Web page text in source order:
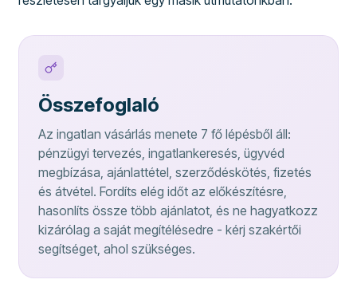
Összefoglaló
Az ingatlan vásárlás menete 7 fő lépésből áll:
pénzügyi tervezés, ingatlankeresés, ügyvéd
megbízása, ajánlattétel, szerződéskötés, fizetés
és átvétel. Fordíts elég időt az előkészítésre,
hasonlíts össze több ajánlatot, és ne hagyatkozz
kizárólag a saját megítélésedre - kérj szakértői
segítséget, ahol szükséges.